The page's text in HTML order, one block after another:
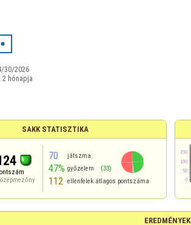
30/2026
2 hónapja
SAKK STATISZTIKA
70 játszma
47% győzelem (33)
112 ellenfelek átlagos pontszáma
EREDMÉNYEK